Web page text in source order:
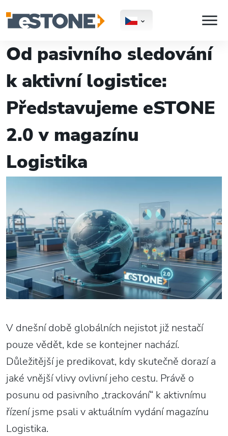
Od pasivního sledování
k aktivní logistice:
Představujeme eSTONE
2.0 v magazínu
Logistika
V dnešní době globálních nejistot již nestačí
pouze vědět, kde se kontejner nachází.
Důležitější je predikovat, kdy skutečně dorazí a
jaké vnější vlivy ovlivní jeho cestu. Právě o
posunu od pasivního „trackování“ k aktivnímu
řízení jsme psali v aktuálním vydání magazínu
Logistika.